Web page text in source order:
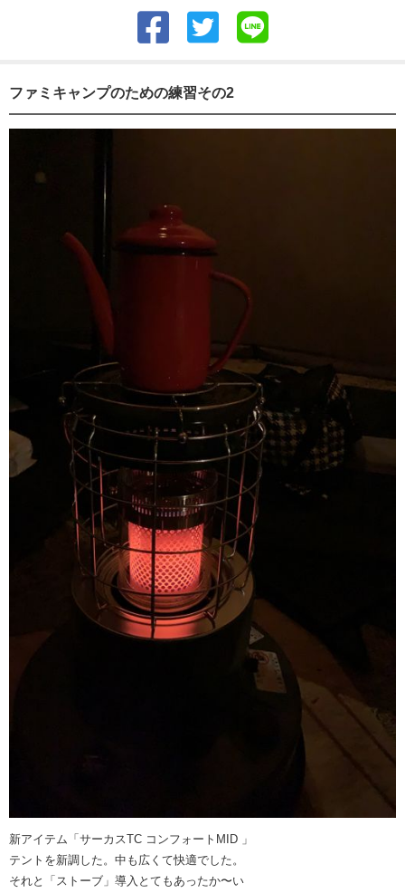
ファミキャンプのための練習その2
新アイテム「サーカスTC コンフォートMID 」
テントを新調した。中も広くて快適でした。
それと「ストーブ」導入とてもあったか〜い